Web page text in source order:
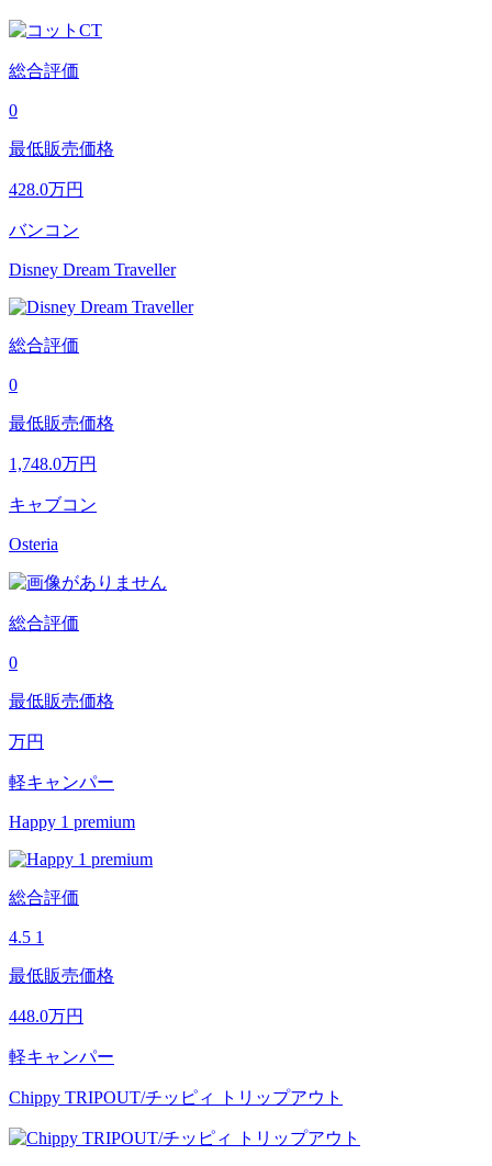
総合評価
0
最低販売価格
428.0万円
バンコン
Disney Dream Traveller
総合評価
0
最低販売価格
1,748.0万円
キャブコン
Osteria
総合評価
0
最低販売価格
万円
軽キャンパー
Happy 1 premium
総合評価
4.5 1
最低販売価格
448.0万円
軽キャンパー
Chippy TRIPOUT/チッピィ トリップアウト